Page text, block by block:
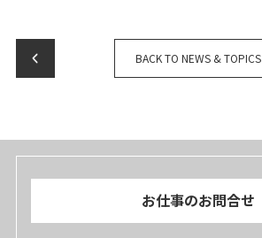
BACK TO NEWS & TOPICS
お仕事のお問合せ